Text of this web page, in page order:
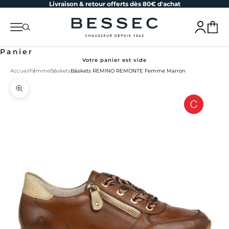
Passer au contenuLivraison & retour offerts dès 80€ d'achat
bessec-chaussures
MenuRecherche Connexion
Panier
Panier
Votre panier est vide
AccueilFemmeBasketsBaskets REMINO REMONTE Femme Marron
Zoomer sur l'image